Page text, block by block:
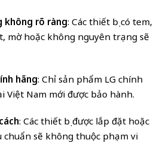
không rõ ràng: Các thiết bị có tem,
mờ hoặc không nguyên trạng sẽ
hãng: Chỉ sản phẩm LG chính
Việt Nam mới được bảo hành.
: Các thiết bị được lắp đặt hoặc
sẽ không thuộc phạm vi